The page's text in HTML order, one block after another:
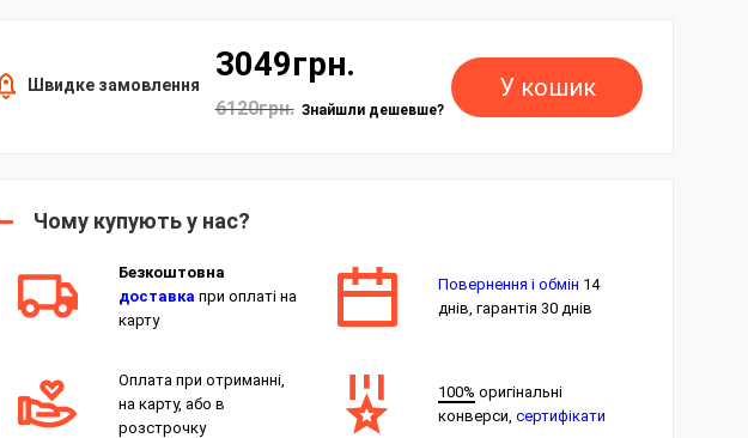
Швидке замовлення
3049грн.
6120грн. Знайшли дешевше?
У кошик
Чому купують у нас?
Безкоштовна
доставка при оплаті на
карту
Повернення і обмін 14
днів, гарантія 30 днів
Оплата при отриманні,
на карту, або в
розстрочку
100% оригінальні
конверси, сертифікати